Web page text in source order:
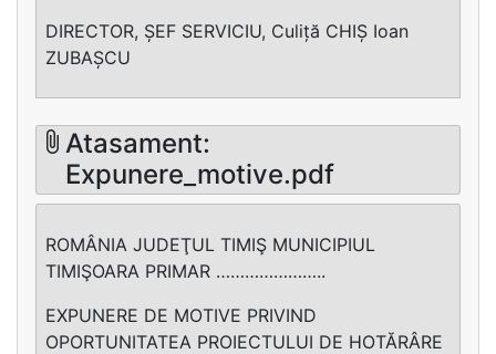
DIRECTOR, ȘEF SERVICIU, Culiță CHIȘ Ioan
ZUBAȘCU
Atasament:
Expunere_motive.pdf
ROMÂNIA JUDEŢUL TIMIŞ MUNICIPIUL
TIMIŞOARA PRIMAR …………………..
EXPUNERE DE MOTIVE PRIVIND
OPORTUNITATEA PROIECTULUI DE HOTĂRÂRE